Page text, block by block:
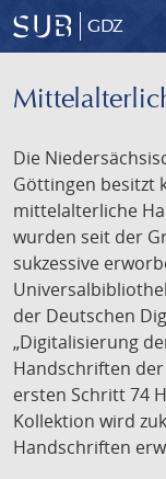
GDZ
Die
Göttingen besitzt
mittelalterliche
wurden seit der
sukzessive
der Deutschen
„Digitalisierung
Handschriften
ersten Schritt 74
Kollektion wird
Handschriften